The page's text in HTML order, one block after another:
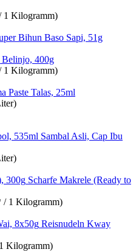
1 Kilogramm)
Bihun Baso Sapi, 51g
400g
1 Kilogramm)
Paste Talas, 25ml
Sambal Asli, Cap Ibu
Scharfe Makrele (Ready to
/ 1 Kilogramm)
Reisnudeln Kway
Kilogramm)